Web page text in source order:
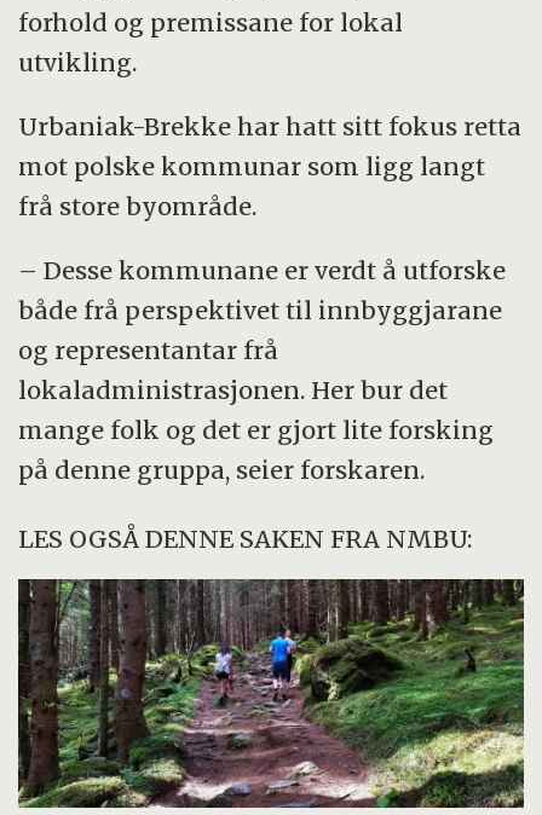
forhold og premissane for lokal
utvikling.
Urbaniak-Brekke har hatt sitt fokus retta
mot polske kommunar som ligg langt
frå store byområde.
– Desse kommunane er verdt å utforske
både frå perspektivet til innbyggjarane
og representantar frå
lokaladministrasjonen. Her bur det
mange folk og det er gjort lite forsking
på denne gruppa, seier forskaren.
LES OGSÅ DENNE SAKEN FRA NMBU: